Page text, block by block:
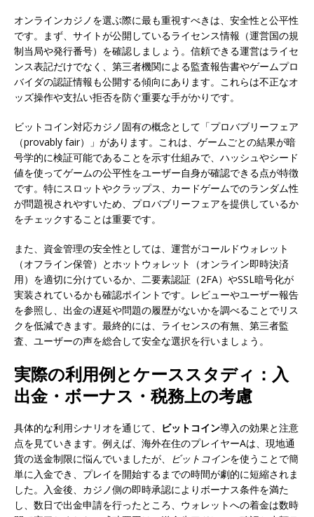
オンラインカジノを選ぶ際に最も重視すべきは、安全性と公平性
です。まず、サイトが公開しているライセンス情報（運営国の規
制当局や発行番号）を確認しましょう。信頼できる運営はライセ
ンス表記だけでなく、第三者機関による監査報告書やゲームプロ
バイダの認証情報も公開する傾向にあります。これらは不正なオ
ッズ操作や支払い拒否を防ぐ重要な手がかりです。
ビットコイン対応カジノ固有の概念として「プロバブリーフェア
（provably fair）」があります。これは、ゲームごとの結果が暗
号学的に検証可能であることを示す仕組みで、ハッシュやシード
値を使ってゲームの公平性をユーザー自身が確認できる点が特徴
です。特にスロットやクラップス、カードゲームでのランダム性
が問題視されやすいため、プロバブリーフェアを提供しているか
をチェックすることは重要です。
また、資金管理の安全性としては、運営がコールドウォレット
（オフライン保管）とホットウォレット（オンライン即時決済
用）を適切に分けているか、二要素認証（2FA）やSSL暗号化が
実装されているかも確認ポイントです。レビューやユーザー報告
を参照し、出金の遅延や問題の履歴がないかを調べることでリス
クを低減できます。最終的には、ライセンスの有無、第三者監
査、ユーザーの声を総合して安全な選択を行いましょう。
実際の利用例とケーススタディ：入
出金・ボーナス・税務上の考慮
具体的な利用シナリオを通じて、 ビットコイン導入の効果と注意
点を見ていきます。例えば、海外在住のプレイヤーAは、現地通
貨の送金制限に悩んでいましたが、
ビットコインを使うことで簡
単に入金でき、プレイを開始するまでの時間が劇的に短縮されま
した。入金後、カジノ側の即時承認によりボーナス条件を満た
し、数日で出金申請を行ったところ、ウォレットへの着金は数時